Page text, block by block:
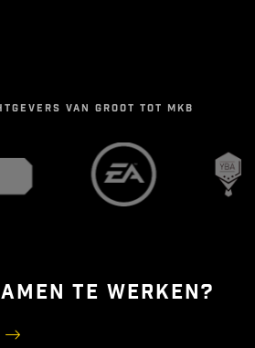
VAN GROOT TOT MKB
TE WERKEN?